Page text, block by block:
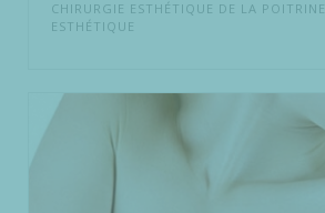
CHIRURGIE ESTHÉTIQUE DE LA POITRINE
ESTHÉTIQUE